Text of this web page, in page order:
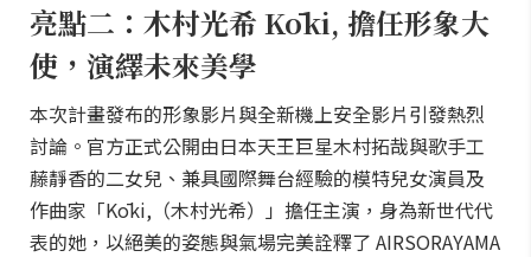
亮點二：木村光希 Kōki, 擔任形象大
使，演繹未來美學
本次計畫發布的形象影片與全新機上安全影片引發熱烈
討論。官方正式公開由日本天王巨星木村拓哉與歌手工
藤靜香的二女兒、兼具國際舞台經驗的模特兒女演員及
作曲家「Kōki,（木村光希）」擔任主演，身為新世代代
表的她，以絕美的姿態與氣場完美詮釋了 AIRSORAYAMA